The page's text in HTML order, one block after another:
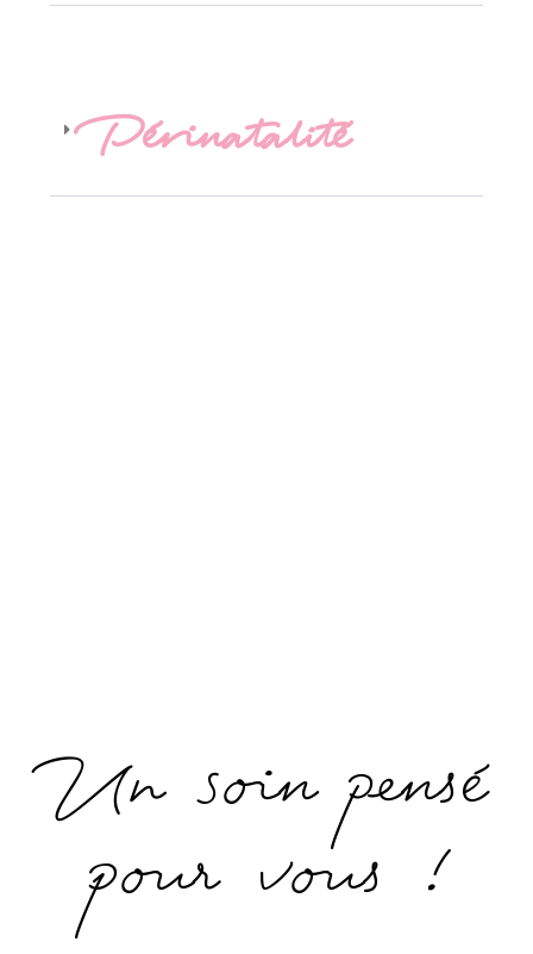
Périnatalité
Un soin pensé
pour vous !